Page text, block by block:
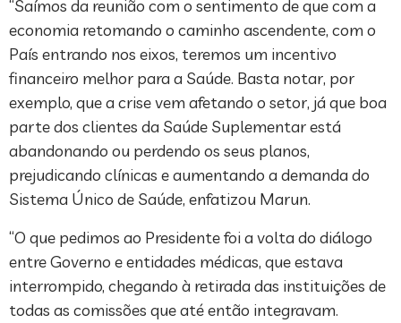
“Saímos da reunião com o sentimento de que com a
economia retomando o caminho ascendente, com o
País entrando nos eixos, teremos um incentivo
financeiro melhor para a Saúde. Basta notar, por
exemplo, que a crise vem afetando o setor, já que boa
parte dos clientes da Saúde Suplementar está
abandonando ou perdendo os seus planos,
prejudicando clínicas e aumentando a demanda do
Sistema Único de Saúde, enfatizou Marun.
“O que pedimos ao Presidente foi a volta do diálogo
entre Governo e entidades médicas, que estava
interrompido, chegando à retirada das instituições de
todas as comissões que até então integravam.